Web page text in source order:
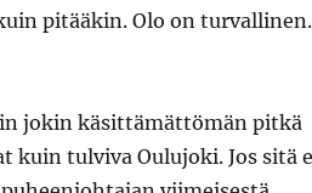
pitääkin. Olo on turvallinen.
jokin käsittämättömän pitkä
kuin tulviva Oulujoki. Jos sitä